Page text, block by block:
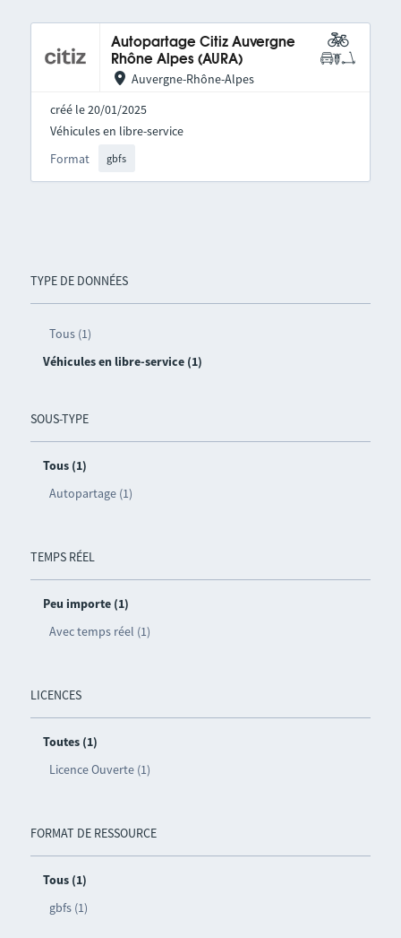
TYPE DE DONNÉES
Tous (1)
Véhicules en libre-service (1)
SOUS-TYPE
Tous (1)
Autopartage (1)
TEMPS RÉEL
Peu importe (1)
Avec temps réel (1)
LICENCES
Toutes (1)
Licence Ouverte (1)
FORMAT DE RESSOURCE
Tous (1)
gbfs (1)
Autopartage Citiz Auvergne
Rhône Alpes (AURA)
Auvergne-Rhône-Alpes
créé le 20/01/2025
Format gbfs
Véhicules en libre-service